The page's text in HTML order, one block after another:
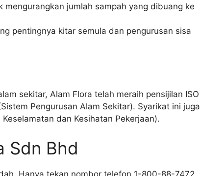
jumlah sampah yang dibuang ke
pentingnya kitar semula dan pengurusan sisa
sekitar, Alam Flora telah meraih pensijilan ISO
Pengurusan Alam Sekitar). Syarikat ini juga
dan Kesihatan Pekerjaan).
Sdn Bhd
Hanya tekan nombor telefon 1-800-88-7472.